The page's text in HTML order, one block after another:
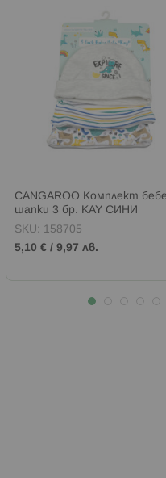
CANGAROO Комплект
шапки 3 бр. KAY СИНИ
SKU: 158705
5,10 € / 9,97 лв.